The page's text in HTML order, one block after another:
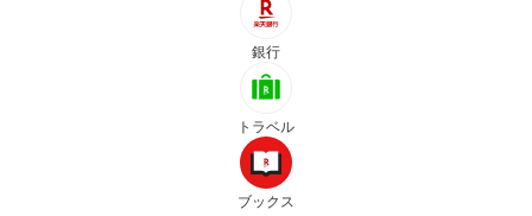
銀行
トラベル
ブックス